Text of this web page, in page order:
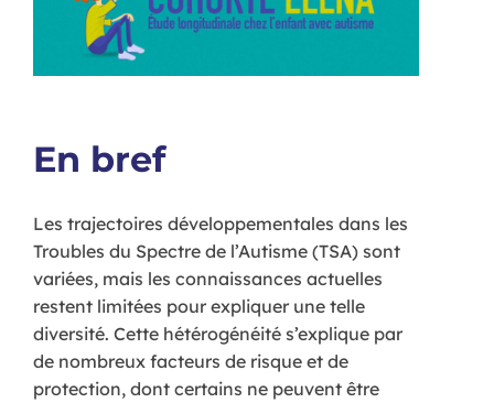
En bref
Les trajectoires développementales dans les
Troubles du Spectre de l’Autisme (TSA) sont
variées, mais les connaissances actuelles
restent limitées pour expliquer une telle
diversité. Cette hétérogénéité s’explique par
de nombreux facteurs de risque et de
protection, dont certains ne peuvent être